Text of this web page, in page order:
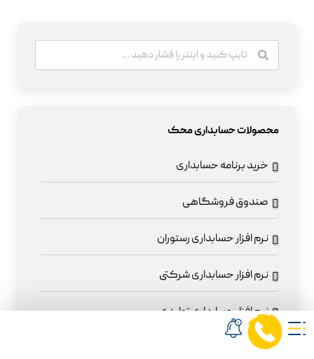
محصولات حسابداری محک
خرید برنامه حسابداری
صندوق فروشگاهی
نرم افزار حسابداری رستوران
نرم افزار حسابداری شرکتی
نرم افزار حسابداری تولیدی
نرم افزار حسابداری خدماتی